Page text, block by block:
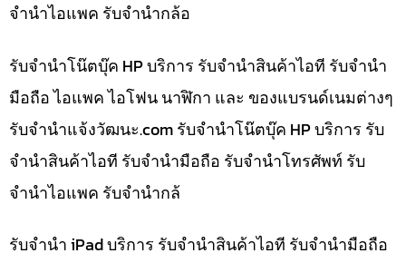
จำนำไอแพค รับจำนำกล้อ
รับจำนำโน๊ตบุ๊ค HP บริการ รับจำนำสินค้าไอที รับจำนำ
มือถือ ไอแพค ไอโฟน นาฬิกา และ ของแบรนด์เนมต่างๆ
รับจํานําแจ้งวัฒนะ.com รับจำนำโน๊ตบุ๊ค HP บริการ รับ
จำนำสินค้าไอที รับจำนำมือถือ รับจำนำโทรศัพท์ รับ
จำนำไอแพค รับจำนำกล้
รับจำนำ iPad บริการ รับจำนำสินค้าไอที รับจำนำมือถือ